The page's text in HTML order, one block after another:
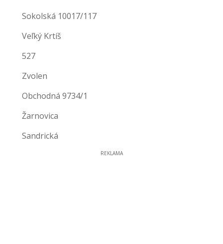
Sokolská 10017/117
Veľký Krtíš
527
Zvolen
Obchodná 9734/1
Žarnovica
Sandrická
REKLAMA